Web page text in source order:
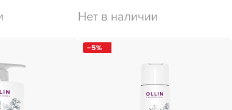
Нет в наличии
5